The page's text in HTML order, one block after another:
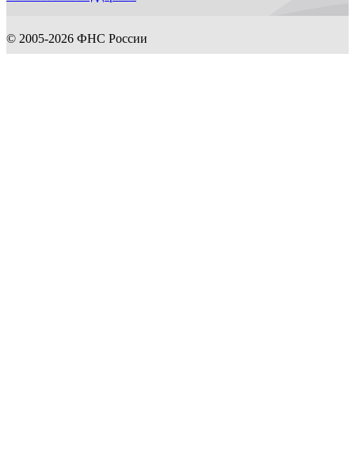
© 2005-2026 ФНС России